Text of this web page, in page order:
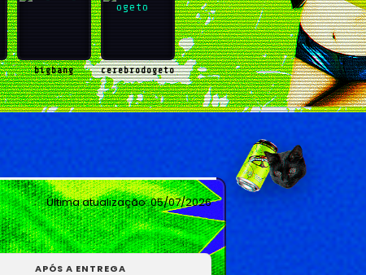
bigbang cerebrodogeto
Última atualização:05/07/2026
APÓS A ENTREGA